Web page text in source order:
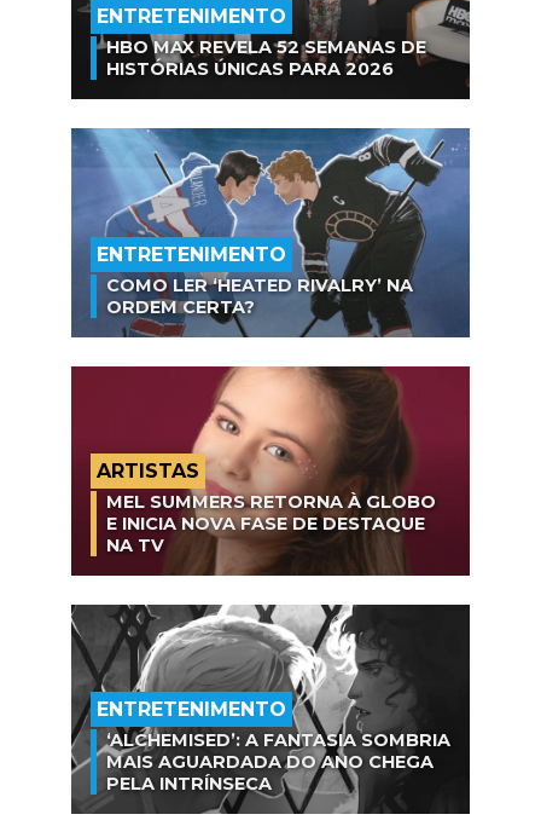
ENTRETENIMENTO
HBO MAX REVELA 52 SEMANAS DE
HISTÓRIAS ÚNICAS PARA 2026
ENTRETENIMENTO
COMO LER ‘HEATED RIVALRY’ NA
ORDEM CERTA?
ARTISTAS
MEL SUMMERS RETORNA À GLOBO
E INICIA NOVA FASE DE DESTAQUE
NA TV
ENTRETENIMENTO
‘ALCHEMISED’: A FANTASIA SOMBRIA
MAIS AGUARDADA DO ANO CHEGA
PELA INTRÍNSECA